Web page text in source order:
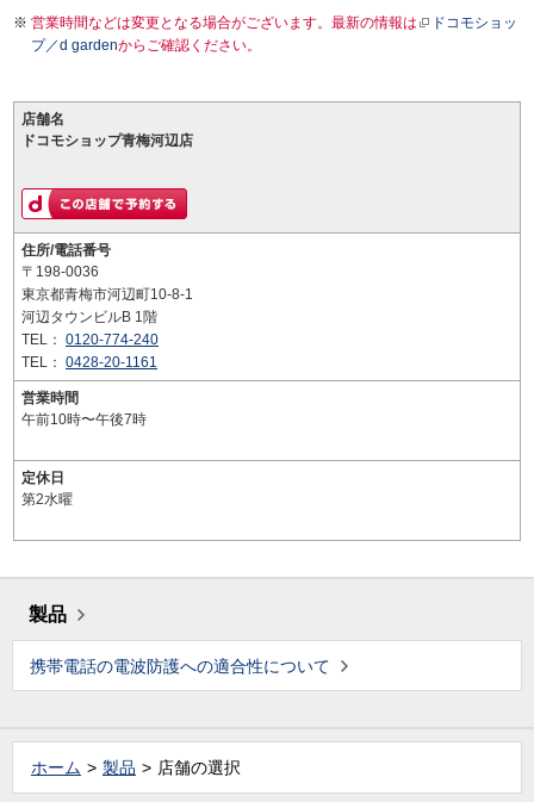
営業時間などは変更となる場合がございます。最新の情報は
ドコモショッ
プ／d gardenからご確認ください。
店舗名
ドコモショップ青梅河辺店
住所/電話番号
〒198-0036
東京都青梅市河辺町10-8-1
河辺タウンビルB 1階
TEL： 0120-774-240
TEL： 0428-20-1161
営業時間
午前10時〜午後7時
定休日
第2水曜
製品
携帯電話の電波防護への適合性について
ホーム 製品 店舗の選択